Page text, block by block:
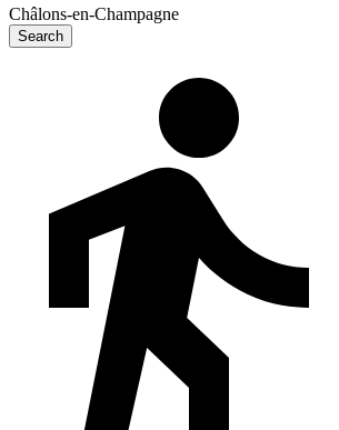
Châlons-en-Champagne
Search